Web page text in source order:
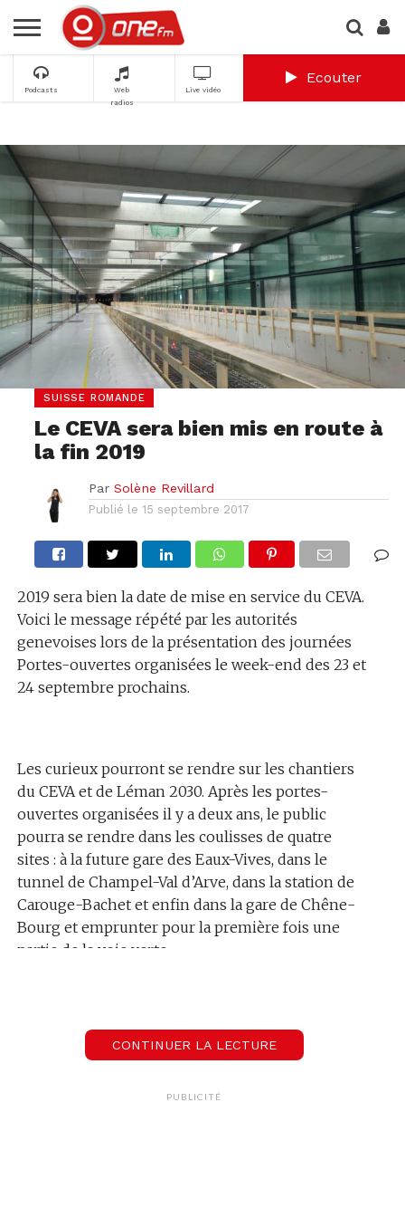
Podcasts
Web
radios
Live vidéo
Ecouter
SUISSE ROMANDE
Le CEVA sera bien mis en route à
la fin 2019
Par Solène Revillard
Publié le 15 septembre 2017
2019 sera bien la date de mise en service du CEVA.
Voici le message répété par les autorités
genevoises lors de la présentation des journées
Portes-ouvertes organisées le week-end des 23 et
24 septembre prochains.
Les curieux pourront se rendre sur les chantiers
du CEVA et de Léman 2030. Après les portes-
ouvertes organisées il y a deux ans, le public
pourra se rendre dans les coulisses de quatre
sites : à la future gare des Eaux-Vives, dans le
tunnel de Champel-Val d’Arve, dans la station de
Carouge-Bachet et enfin dans la gare de Chêne-
Bourg et emprunter pour la première fois une
partie de la voie verte.
tranquille, ce projet a dû faire face à de nombreux
recours, dont huit qui sont toujours d’actualité.
CEVA le confirme: la mise en service aura bien lieu
CONTINUER LA LECTURE
PUBLICITÉ